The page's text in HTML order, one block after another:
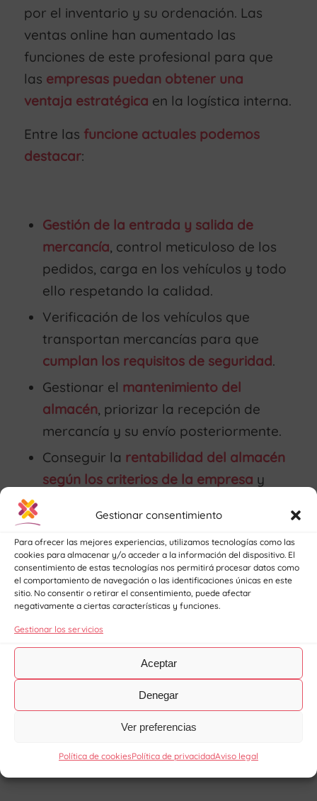
Gestionar consentimiento
Para ofrecer las mejores experiencias, utilizamos tecnologías como las
cookies para almacenar y/o acceder a la información del dispositivo. El
consentimiento de estas tecnologías nos permitirá procesar datos como
el comportamiento de navegación o las identificaciones únicas en este
sitio. No consentir o retirar el consentimiento, puede afectar
negativamente a ciertas características y funciones.
Gestionar los servicios
Aceptar
Denegar
Ver preferencias
Política de cookiesPolítica de privacidadAviso legal
por el inventario y su ordenación. Las
ventas online han aumentado las
funciones de este profesional para que
las empresas puedan obtener una
ventaja estratégica en la logística interna.
Entre las funcione actuales podemos
destacar:
Gestión de la entrada y salida de
mercancía, control meticuloso de los
pedidos, carga en los vehículos y todo
ello respetando la calidad.
Verificación de los vehículos que
transportan mercancías para que
cumplan los requisitos de seguridad.
Gestionar el mantenimiento del
almacén, priorizar la recepción de
mercancía y su envío posteriormente.
Conseguir la rentabilidad del almacén
según los criterios de la empresa y
materiales y humanosque deben
emplearse.
Controlar elinventario y ubicación de
¿Cuánto cobra un jefe
de almacén?